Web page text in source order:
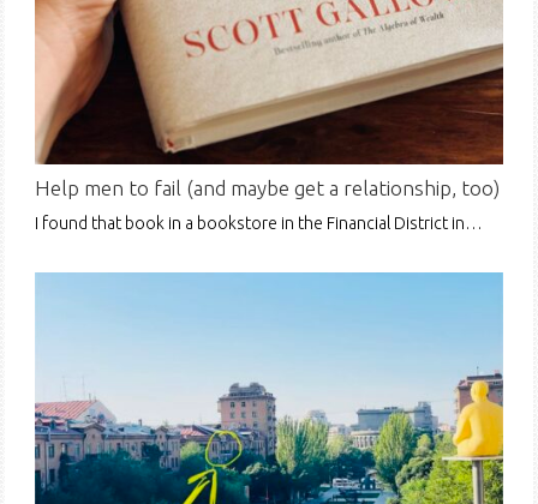
Help men to fail (and maybe get a relationship, too)
I found that book in a bookstore in the Financial District in…